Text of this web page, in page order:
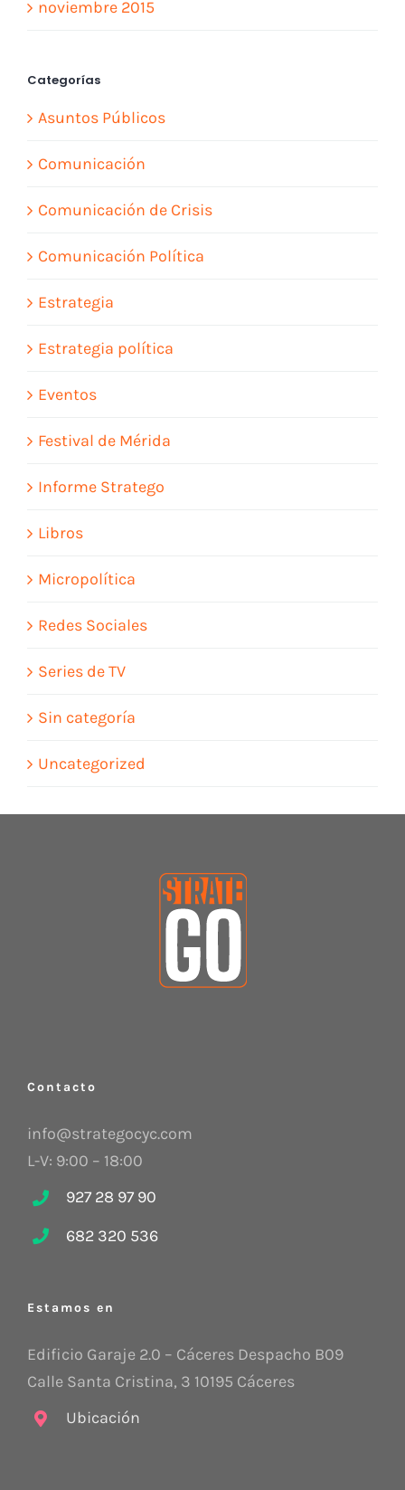
noviembre 2015
Categorías
Asuntos Públicos
Comunicación
Comunicación de Crisis
Comunicación Política
Estrategia
Estrategia política
Eventos
Festival de Mérida
Informe Stratego
Libros
Micropolítica
Redes Sociales
Series de TV
Sin categoría
Uncategorized
Contacto
info@strategocyc.com
L-V: 9:00 – 18:00
927 28 97 90
682 320 536
Estamos en
Edificio Garaje 2.0 – Cáceres Despacho B09
Calle Santa Cristina, 3 10195 Cáceres
Ubicación